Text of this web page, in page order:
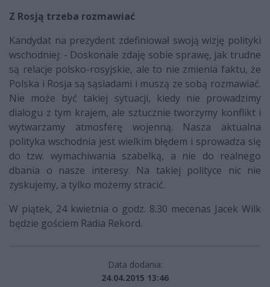
Z Rosją trzeba rozmawiać
Kandydat na prezydent zdefiniował swoją wizję polityki
wschodniej: - Doskonale zdaję sobie sprawę, jak trudne
są relacje polsko-rosyjskie, ale to nie zmienia faktu, że
Polska i Rosja są sąsiadami i muszą ze sobą rozmawiać.
Nie może być takiej sytuacji, kiedy nie prowadzimy
dialogu z tym krajem, ale sztucznie tworzymy konflikt i
wytwarzamy atmosferę wojenną. Nasza aktualna
polityka wschodnia jest wielkim błędem i sprowadza się
do tzw. wymachiwania szabelką, a nie do realnego
dbania o nasze interesy. Na takiej polityce nic nie
zyskujemy, a tylko możemy stracić.
W piątek, 24 kwietnia o godz. 8.30 mecenas Jacek Wilk
będzie gościem Radia Rekord.
Data dodania:
24.04.2015 13:46